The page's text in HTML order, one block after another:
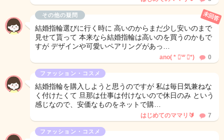
その他の疑問
結婚指輪選びに行く時に 高いのからまだ少し安いのまで
見せて貰って 本来なら結婚指輪は高いのを買うのかもで
すが デザインや可愛いペアリングがあっ…
未回答
ano( * ॑꒳ ॑*) 0
ファッション・コスメ
結婚指輪を購入しようと思うのですが 私は毎日気兼ねな
く付けたくて 旦那は仕事は付けないので休日のみ という
感じなので、安価なものをネットで購…
はじめてのママリ🔰 7
ファッション・コスメ